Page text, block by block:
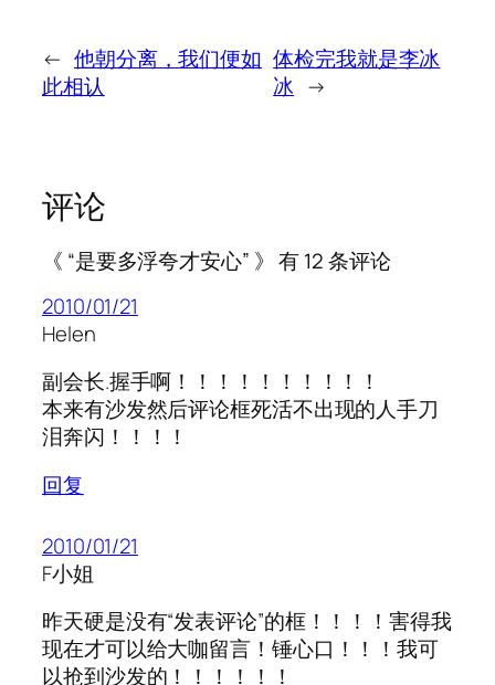
← 他朝分离，我们便如
此相认
体检完我就是李冰
冰 →
评论
《 “是要多浮夸才安心” 》 有 12 条评论
2010/01/21
Helen
副会长.握手啊！！！！！！！！！！
本来有沙发然后评论框死活不出现的人手刀
泪奔闪！！！！
回复
2010/01/21
F小姐
昨天硬是没有“发表评论”的框！！！！害得我
现在才可以给大咖留言！锤心口！！！我可
以抢到沙发的！！！！！！